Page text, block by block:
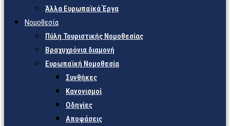
Άλλα Ευρωπαϊκά Έργα
Νομοθεσία
Πύλη Τουριστικής Νομοθεσίας
Βραχυχρόνια διαμονή
Ευρωπαϊκή Νομοθεσία
Συνθήκες
Κανονισμοί
Οδηγίες
Αποφάσεις